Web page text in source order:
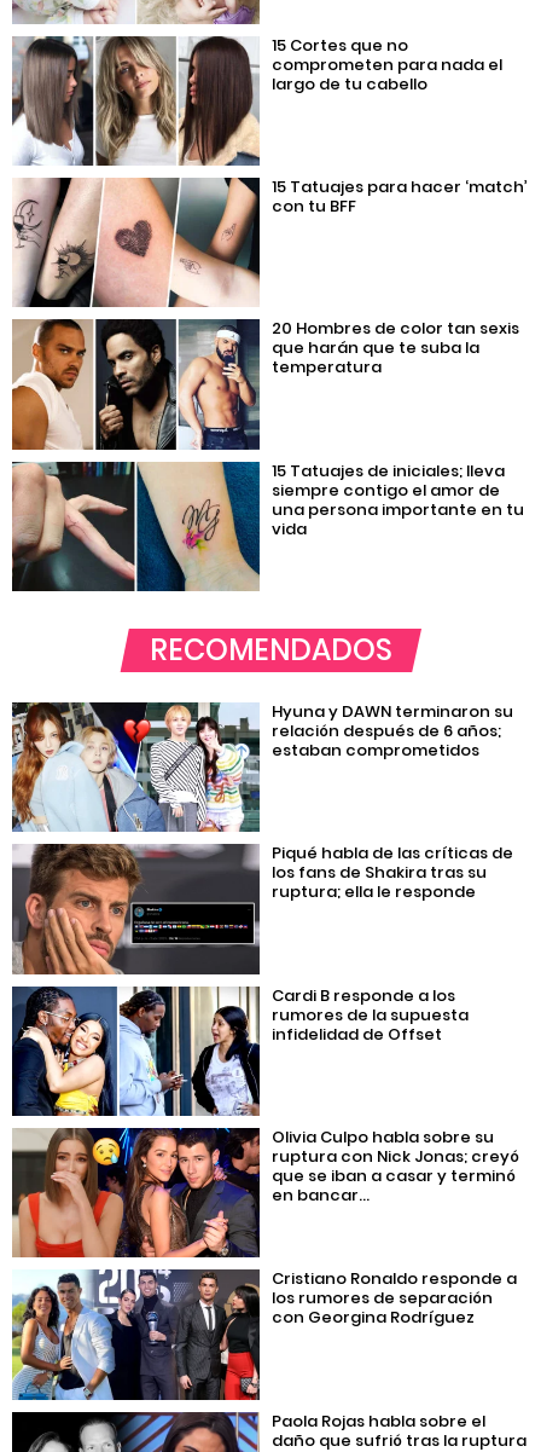
15 Cortes que no
comprometen para nada el
largo de tu cabello
15 Tatuajes para hacer ‘match’
con tu BFF
20 Hombres de color tan sexis
que harán que te suba la
temperatura
15 Tatuajes de iniciales; lleva
siempre contigo el amor de
una persona importante en tu
vida
RECOMENDADOS
Hyuna y DAWN terminaron su
relación después de 6 años;
estaban comprometidos
Piqué habla de las críticas de
los fans de Shakira tras su
ruptura; ella le responde
Cardi B responde a los
rumores de la supuesta
infidelidad de Offset
Olivia Culpo habla sobre su
ruptura con Nick Jonas; creyó
que se iban a casar y terminó
en bancar...
Cristiano Ronaldo responde a
los rumores de separación
con Georgina Rodríguez
Paola Rojas habla sobre el
daño que sufrió tras la ruptura